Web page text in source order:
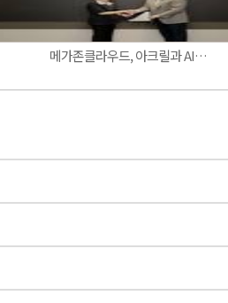
메가존클라우드, 아크릴과 AI…